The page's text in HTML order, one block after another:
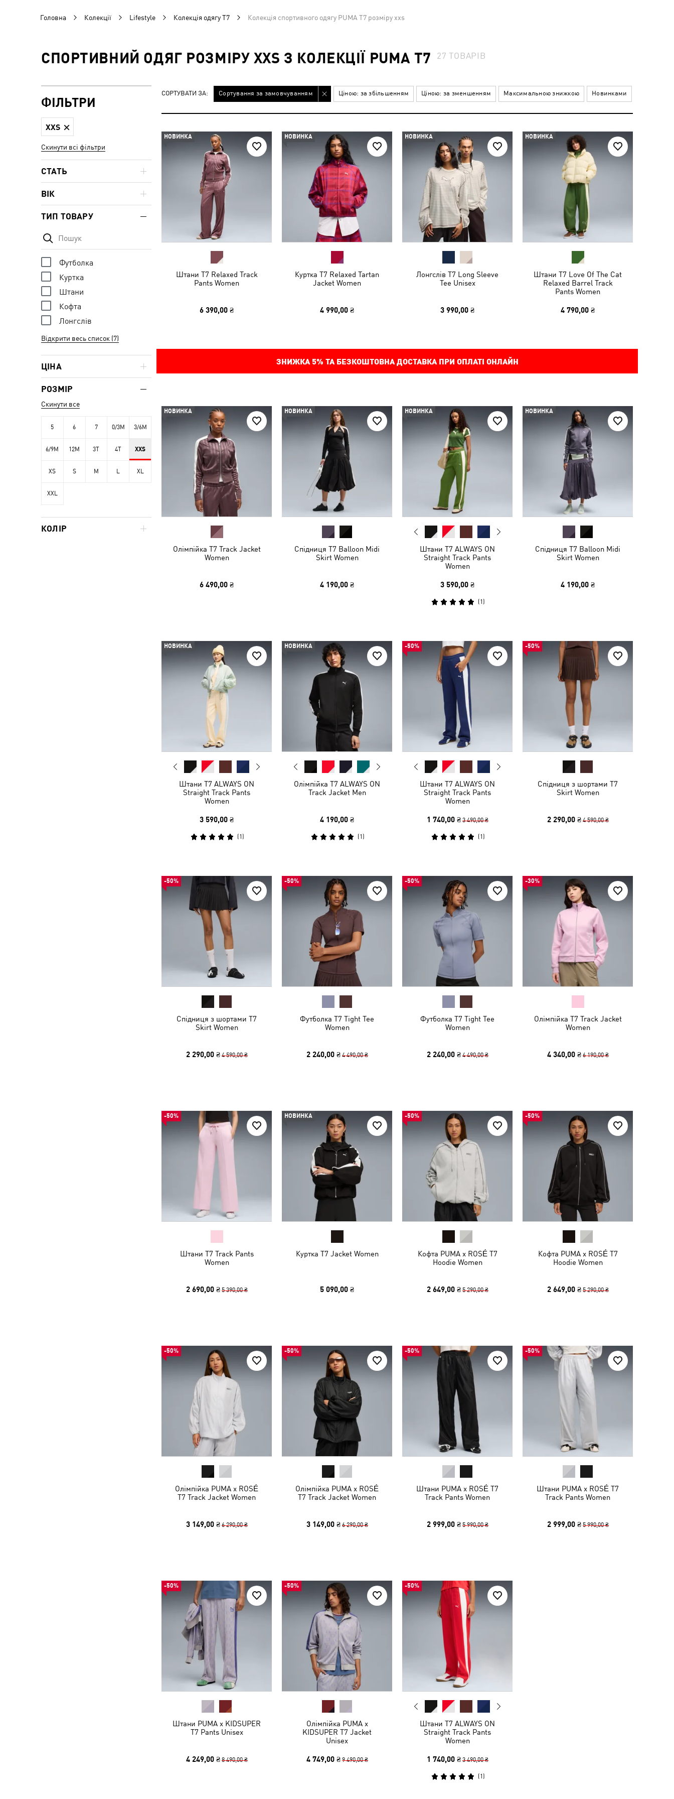
Головна Колекції Lifestyle Колекція одягу T7 Колекція спортивного одягу PUMA T7 розміру xxs
СПОРТИВНИЙ ОДЯГ РОЗМІРУ XXS З КОЛЕКЦІЇ PUMA T7 27ТОВАРІВ
СОРТУВАТИ ЗА: Сортування за замовчуванням Ціною: за збільшенням Ціною: за зменшенням Максимальною знижкою Новинками
НОВИНКА
Штани T7 Relaxed Track
Pants Women
6 390,00 ₴
НОВИНКА
Куртка T7 Relaxed Tartan
Jacket Women
4 990,00 ₴
НОВИНКА
Лонгслів T7 Long Sleeve
Tee Unisex
3 990,00 ₴
НОВИНКА
Штани T7 Love Of The Cat
Relaxed Barrel Track
Pants Women
4 790,00 ₴
ЗНИЖКА 5% ТА БЕЗКОШТОВНА ДОСТАВКА ПРИ ОПЛАТІ ОНЛАЙН
НОВИНКА
Олімпійка T7 Track Jacket
Women
6 490,00 ₴
НОВИНКА
Спідниця T7 Balloon Midi
Skirt Women
4 190,00 ₴
НОВИНКА
Штани T7 ALWAYS ON
Straight Track Pants
Women
3 590,00 ₴
(1 )
НОВИНКА
Спідниця T7 Balloon Midi
Skirt Women
4 190,00 ₴
НОВИНКА
Штани T7 ALWAYS ON
Straight Track Pants
Women
3 590,00 ₴
(1 )
НОВИНКА
Олімпійка T7 ALWAYS ON
Track Jacket Men
4 190,00 ₴
(1 )
-50%
Штани T7 ALWAYS ON
Straight Track Pants
Women
1 740,00 ₴ 3 490,00 ₴
(1 )
-50%
Спідниця з шортами T7
Skirt Women
2 290,00 ₴ 4 590,00 ₴
-50%
Спідниця з шортами T7
Skirt Women
2 290,00 ₴ 4 590,00 ₴
-50%
Футболка T7 Tight Tee
Women
2 240,00 ₴ 4 490,00 ₴
-50%
Футболка T7 Tight Tee
Women
2 240,00 ₴ 4 490,00 ₴
-30%
Олімпійка T7 Track Jacket
Women
4 340,00 ₴ 6 190,00 ₴
-50%
Штани T7 Track Pants
Women
2 690,00 ₴ 5 390,00 ₴
НОВИНКА
Куртка T7 Jacket Women
5 090,00 ₴
-50%
Кофта PUMA x ROSÉ T7
Hoodie Women
2 649,00 ₴ 5 290,00 ₴
-50%
Кофта PUMA x ROSÉ T7
Hoodie Women
2 649,00 ₴ 5 290,00 ₴
-50%
Олімпійка PUMA x ROSÉ
T7 Track Jacket Women
3 149,00 ₴ 6 290,00 ₴
-50%
Олімпійка PUMA x ROSÉ
T7 Track Jacket Women
3 149,00 ₴ 6 290,00 ₴
-50%
Штани PUMA x ROSÉ T7
Track Pants Women
2 999,00 ₴ 5 990,00 ₴
-50%
Штани PUMA x ROSÉ T7
Track Pants Women
2 999,00 ₴ 5 990,00 ₴
-50%
Штани PUMA x KIDSUPER
T7 Pants Unisex
4 249,00 ₴ 8 490,00 ₴
-50%
Олімпійка PUMA x
KIDSUPER T7 Jacket
Unisex
4 749,00 ₴ 9 490,00 ₴
-50%
Штани T7 ALWAYS ON
Straight Track Pants
Women
1 740,00 ₴ 3 490,00 ₴
(1 )
ФІЛЬТРИ
XXS
Скинути всі фільтри
СТАТЬ
ВІК
ТИП ТОВАРУ
Футболка
Куртка
Штани
Кофта
Лонгслів
Відкрити весь список (7)
ЦІНА
РОЗМІР
Скинути все
5 6 7 0/3M 3/6M
6/9M 12M 3T 4T XXS
XS S M L XL
XXL
КОЛІР